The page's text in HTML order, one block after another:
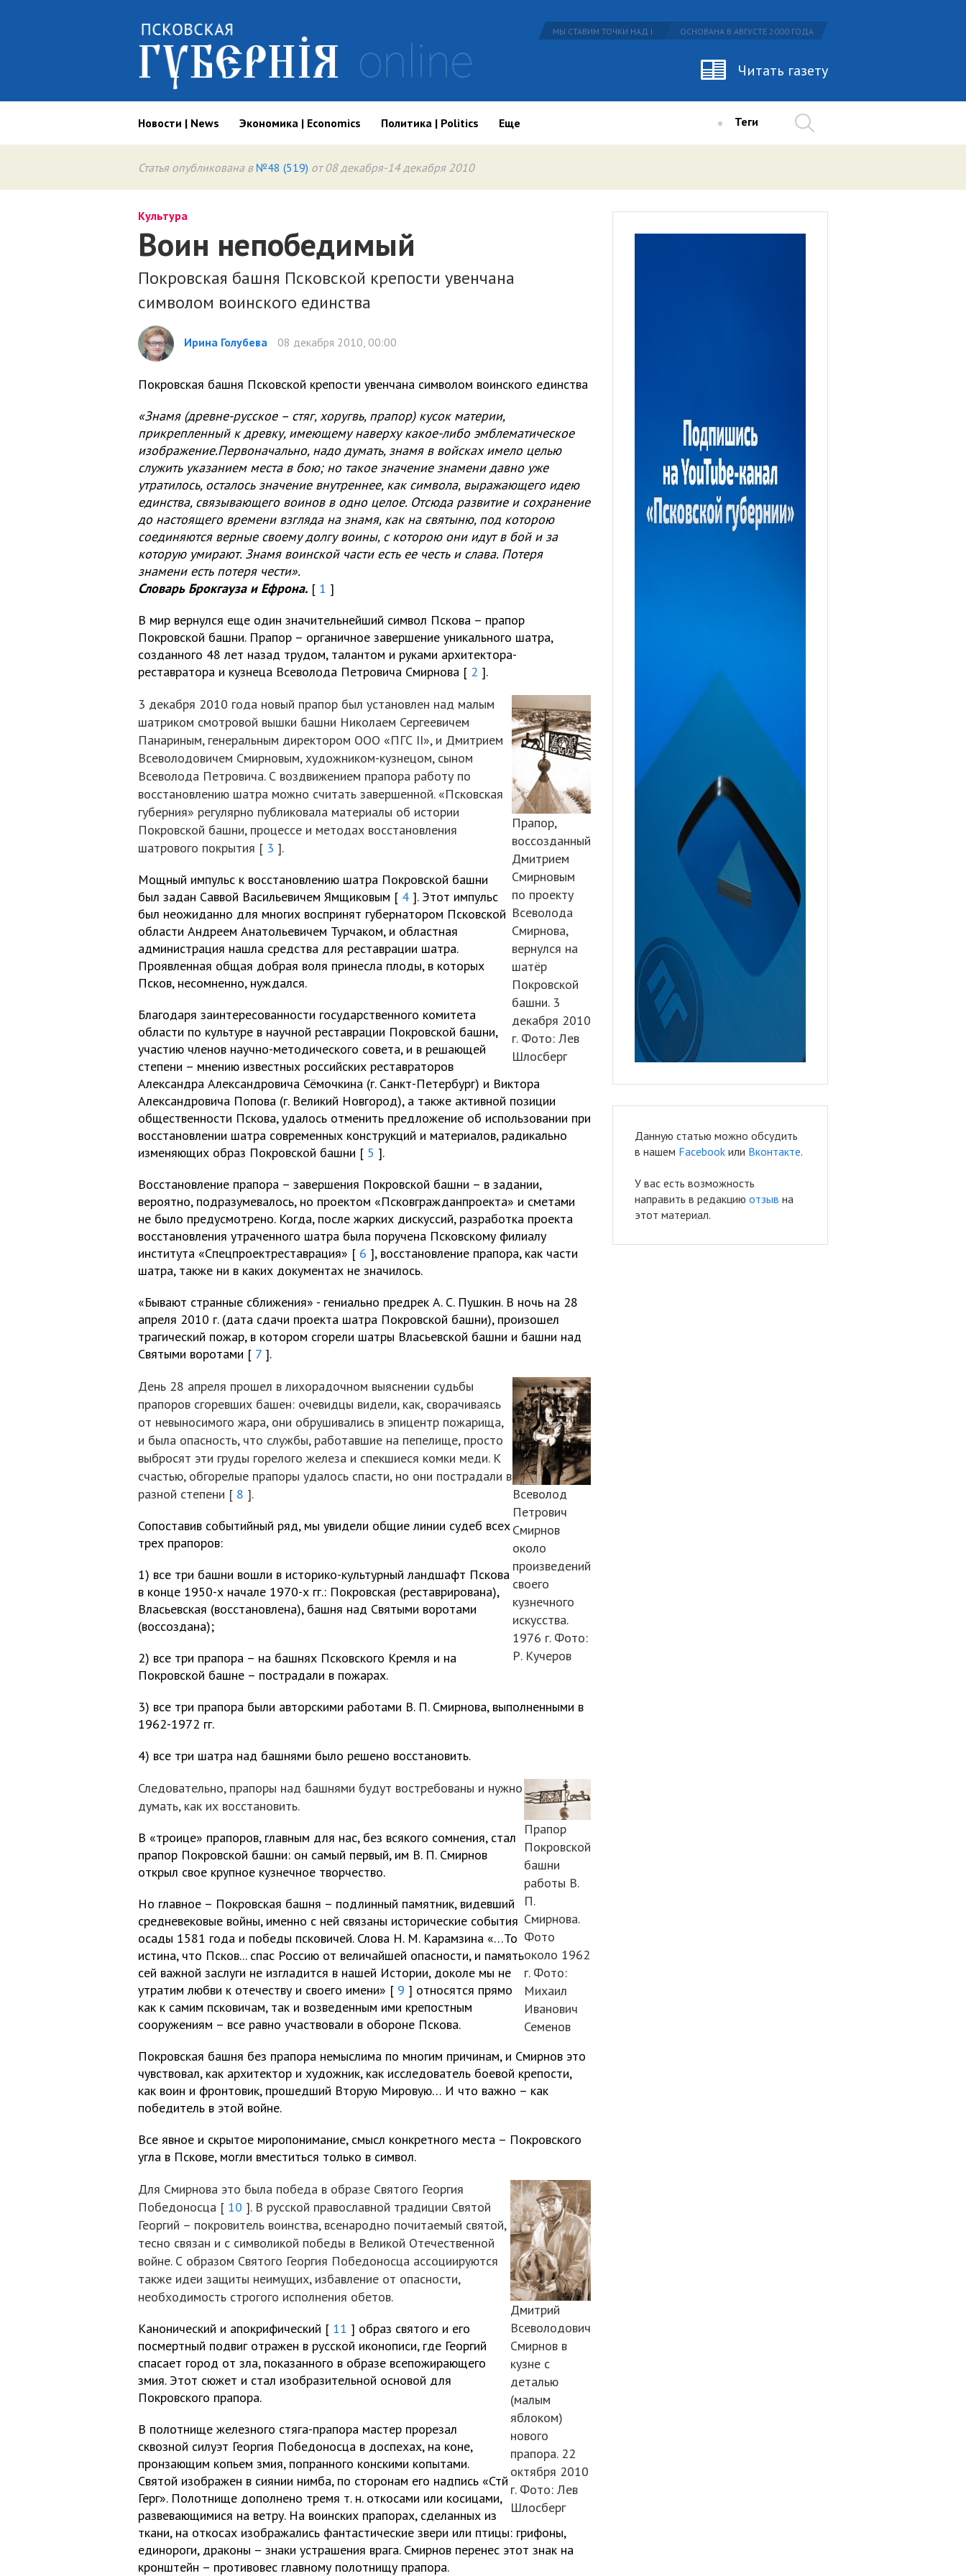
МЫ СТАВИМ ТОЧКИ НАД I ОСНОВАНА В АВГУСТЕ 2000 ГОДА
Читать газету
Новости | News Экономика | Economics Политика | Politics Еще Теги
Статья опубликована в №48 (519) от 08 декабря-14 декабря 2010
Культура
Воин непобедимый
Покровская башня Псковской крепости увенчана
символом воинского единства
Ирина Голубева 08 декабря 2010, 00:00
Покровская башня Псковской крепости увенчана символом воинского единства
«Знамя (древне-русское – стяг, хоругвь, прапор) кусок материи,
прикрепленный к древку, имеющему наверху какое-либо эмблематическое
изображение.Первоначально, надо думать, знамя в войсках имело целью
служить указанием места в бою; но такое значение знамени давно уже
утратилось, осталось значение внутреннее, как символа, выражающего идею
единства, связывающего воинов в одно целое. Отсюда развитие и сохранение
до настоящего времени взгляда на знамя, как на святыню, под которою
соединяются верные своему долгу воины, с которою они идут в бой и за
которую умирают. Знамя воинской части есть ее честь и слава. Потеря
знамени есть потеря чести».
Словарь Брокгауза и Ефрона. [ 1 ]
В мир вернулся еще один значительнейший символ Пскова – прапор
Покровской башни. Прапор – органичное завершение уникального шатра,
созданного 48 лет назад трудом, талантом и руками архитектора-
реставратора и кузнеца Всеволода Петровича Смирнова [ 2 ].
Прапор,
воссозданный
Дмитрием
Смирновым
по проекту
Всеволода
Смирнова,
вернулся на
шатёр
Покровской
башни. 3
декабря 2010
г. Фото: Лев
Шлосберг
3 декабря 2010 года новый прапор был установлен над малым
шатриком смотровой вышки башни Николаем Сергеевичем
Панариным, генеральным директором ООО «ПГС II», и Дмитрием
Всеволодовичем Смирновым, художником-кузнецом, сыном
Всеволода Петровича. С воздвижением прапора работу по
восстановлению шатра можно считать завершенной. «Псковская
губерния» регулярно публиковала материалы об истории
Покровской башни, процессе и методах восстановления
шатрового покрытия [ 3 ].
Мощный импульс к восстановлению шатра Покровской башни
был задан Саввой Васильевичем Ямщиковым [ 4 ]. Этот импульс
был неожиданно для многих воспринят губернатором Псковской
области Андреем Анатольевичем Турчаком, и областная
администрация нашла средства для реставрации шатра.
Проявленная общая добрая воля принесла плоды, в которых
Псков, несомненно, нуждался.
Благодаря заинтересованности государственного комитета
области по культуре в научной реставрации Покровской башни,
участию членов научно-методического совета, и в решающей
степени – мнению известных российских реставраторов
Александра Александровича Сёмочкина (г. Санкт-Петербург) и Виктора
Александровича Попова (г. Великий Новгород), а также активной позиции
общественности Пскова, удалось отменить предложение об использовании при
восстановлении шатра современных конструкций и материалов, радикально
изменяющих образ Покровской башни [ 5 ].
Восстановление прапора – завершения Покровской башни – в задании,
вероятно, подразумевалось, но проектом «Псковгражданпроекта» и сметами
не было предусмотрено. Когда, после жарких дискуссий, разработка проекта
восстановления утраченного шатра была поручена Псковскому филиалу
института «Спецпроектреставрация» [ 6 ], восстановление прапора, как части
шатра, также ни в каких документах не значилось.
«Бывают странные сближения» - гениально предрек А. С. Пушкин. В ночь на 28
апреля 2010 г. (дата сдачи проекта шатра Покровской башни), произошел
трагический пожар, в котором сгорели шатры Власьевской башни и башни над
Святыми воротами [ 7 ].
Всеволод
Петрович
Смирнов
около
произведений
своего
кузнечного
искусства.
1976 г. Фото:
Р. Кучеров
День 28 апреля прошел в лихорадочном выяснении судьбы
прапоров сгоревших башен: очевидцы видели, как, сворачиваясь
от невыносимого жара, они обрушивались в эпицентр пожарища,
и была опасность, что службы, работавшие на пепелище, просто
выбросят эти груды горелого железа и спекшиеся комки меди. К
счастью, обгорелые прапоры удалось спасти, но они пострадали в
разной степени [ 8 ].
Сопоставив событийный ряд, мы увидели общие линии судеб всех
трех прапоров:
1) все три башни вошли в историко-культурный ландшафт Пскова
в конце 1950-х начале 1970-х гг.: Покровская (реставрирована),
Власьевская (восстановлена), башня над Святыми воротами
(воссоздана);
2) все три прапора – на башнях Псковского Кремля и на
Покровской башне – пострадали в пожарах.
3) все три прапора были авторскими работами В. П. Смирнова, выполненными в
1962-1972 гг.
4) все три шатра над башнями было решено восстановить.
Прапор
Покровской
башни
работы В.
П.
Смирнова.
Фото
около 1962
г. Фото:
Михаил
Иванович
Семенов
Следовательно, прапоры над башнями будут востребованы и нужно
думать, как их восстановить.
В «троице» прапоров, главным для нас, без всякого сомнения, стал
прапор Покровской башни: он самый первый, им В. П. Смирнов
открыл свое крупное кузнечное творчество.
Но главное – Покровская башня – подлинный памятник, видевший
средневековые войны, именно с ней связаны исторические события
осады 1581 года и победы псковичей. Слова Н. М. Карамзина «…То
истина, что Псков... спас Россию от величайшей опасности, и память
сей важной заслуги не изгладится в нашей Истории, доколе мы не
утратим любви к отечеству и своего имени» [ 9 ] относятся прямо
как к самим псковичам, так и возведенным ими крепостным
сооружениям – все равно участвовали в обороне Пскова.
Покровская башня без прапора немыслима по многим причинам, и Смирнов это
чувствовал, как архитектор и художник, как исследователь боевой крепости,
как воин и фронтовик, прошедший Вторую Мировую… И что важно – как
победитель в этой войне.
Все явное и скрытое миропонимание, смысл конкретного места – Покровского
угла в Пскове, могли вместиться только в символ.
Дмитрий
Всеволодович
Смирнов в
кузне с
деталью
(малым
яблоком)
нового
прапора. 22
октября 2010
г. Фото: Лев
Шлосберг
Для Смирнова это была победа в образе Святого Георгия
Победоносца [ 10 ]. В русской православной традиции Святой
Георгий – покровитель воинства, всенародно почитаемый святой,
тесно связан и с символикой победы в Великой Отечественной
войне. С образом Святого Георгия Победоносца ассоциируются
также идеи защиты неимущих, избавление от опасности,
необходимость строгого исполнения обетов.
Канонический и апокрифический [ 11 ] образ святого и его
посмертный подвиг отражен в русской иконописи, где Георгий
спасает город от зла, показанного в образе всепожирающего
змия. Этот сюжет и стал изобразительной основой для
Покровского прапора.
В полотнище железного стяга-прапора мастер прорезал
сквозной силуэт Георгия Победоносца в доспехах, на коне,
пронзающим копьем змия, попранного конскими копытами.
Святой изображен в сиянии нимба, по сторонам его надпись «Стй
Герг». Полотнище дополнено тремя т. н. откосами или косицами,
развевающимися на ветру. На воинских прапорах, сделанных из
ткани, на откосах изображались фантастические звери или птицы: грифоны,
единороги, драконы – знаки устрашения врага. Смирнов перенес этот знак на
кронштейн – противовес главному полотнищу прапора.
Данную статью можно обсудить
в нашем Facebook или Вконтакте.
У вас есть возможность
направить в редакцию отзыв на
этот материал.